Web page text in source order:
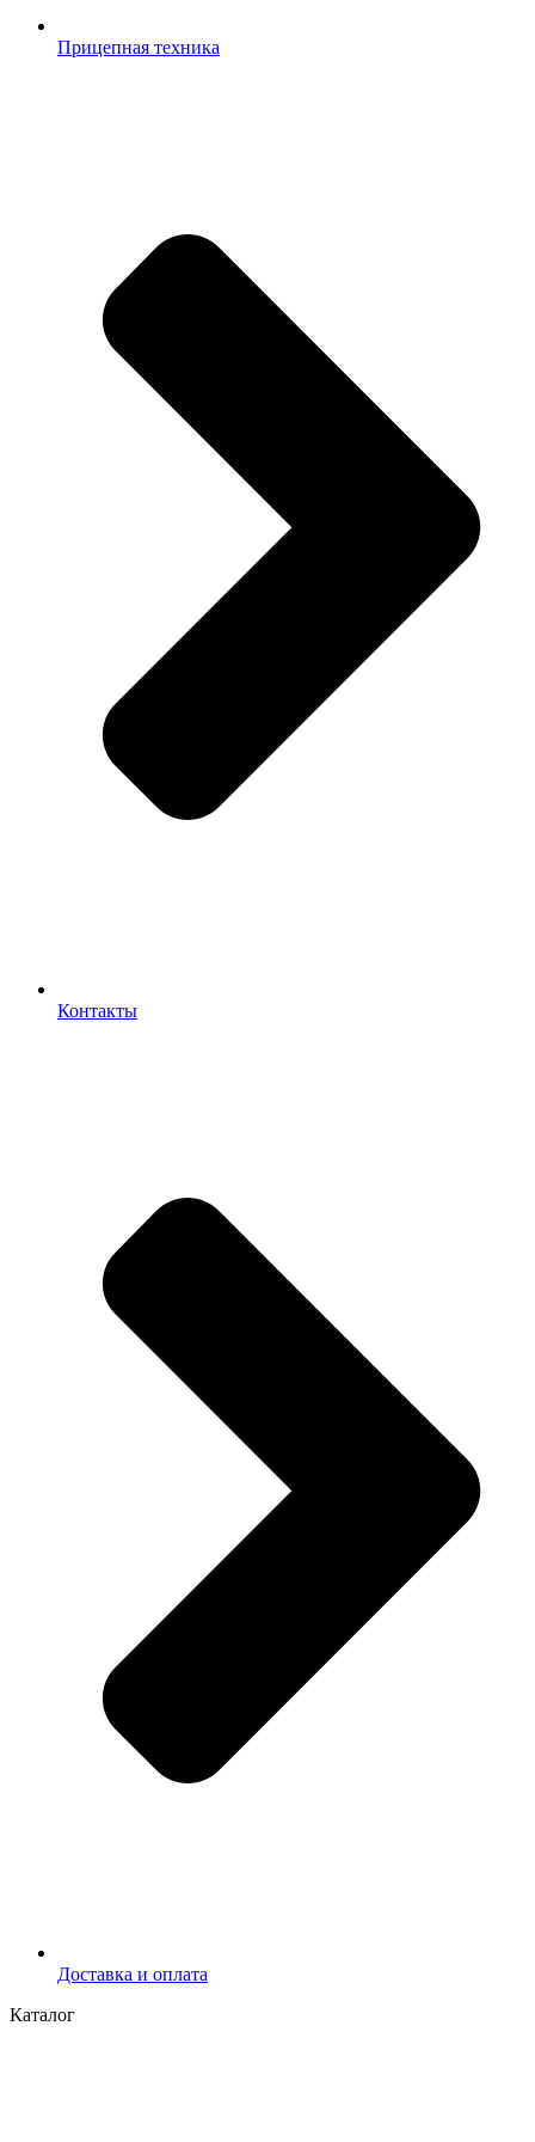
Прицепная техника
Контакты
Доставка и оплата
Каталог